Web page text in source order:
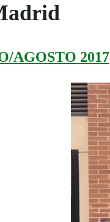
AGOSTO 2017